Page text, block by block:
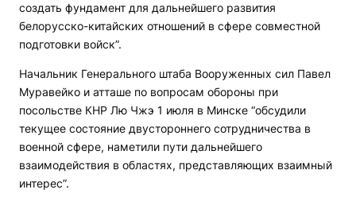
создать фундамент для дальнейшего развития
белорусско-китайских отношений в сфере совместной
подготовки войск”.
Начальник Генерального штаба Вооруженных сил Павел
Муравейко и атташе по вопросам обороны при
посольстве КНР Лю Чжэ 1 июля в Минске “обсудили
текущее состояние двустороннего сотрудничества в
военной сфере, наметили пути дальнейшего
взаимодействия в областях, представляющих взаимный
интерес”.